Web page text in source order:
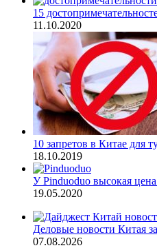
15
11.10.2020
10 запретов в Китае для
18.10.2019
У Pinduoduo высокая
19.05.2020
Деловые новости Китая
07.08.2026